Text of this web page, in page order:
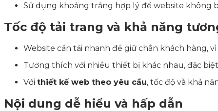
Sử dụng khoảng trắng hợp lý để website không
Tốc độ tải trang và khả năng
Website cần tải nhanh để giữ chân khách hàng,
Tương thích với nhiều thiết bị khác nhau, đặc
Với thiết kế web theo yêu cầu, tốc độ và khả
Nội dung dễ hiểu và hấp dẫn